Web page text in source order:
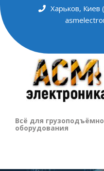
Харьков,
Всё для
оборудования